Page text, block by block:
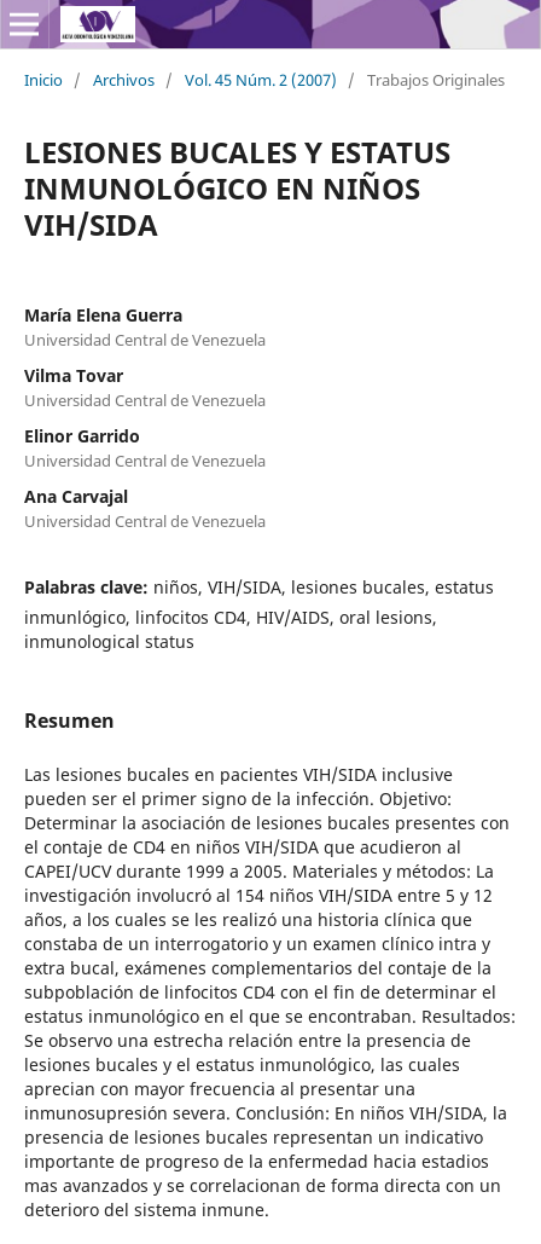
Inicio / Archivos / Vol. 45 Núm. 2 (2007) / Trabajos Originales
LESIONES BUCALES Y ESTATUS
INMUNOLÓGICO EN NIÑOS
VIH/SIDA
María Elena Guerra
Universidad Central de Venezuela
Vilma Tovar
Universidad Central de Venezuela
Elinor Garrido
Universidad Central de Venezuela
Ana Carvajal
Universidad Central de Venezuela
Palabras clave: niños, VIH/SIDA, lesiones bucales, estatus
inmunlógico, linfocitos CD4, HIV/AIDS, oral lesions,
inmunological status
Resumen
Las lesiones bucales en pacientes VIH/SIDA inclusive
pueden ser el primer signo de la infección. Objetivo:
Determinar la asociación de lesiones bucales presentes con
el contaje de CD4 en niños VIH/SIDA que acudieron al
CAPEI/UCV durante 1999 a 2005. Materiales y métodos: La
investigación involucró al 154 niños VIH/SIDA entre 5 y 12
años, a los cuales se les realizó una historia clínica que
constaba de un interrogatorio y un examen clínico intra y
extra bucal, exámenes complementarios del contaje de la
subpoblación de linfocitos CD4 con el fin de determinar el
estatus inmunológico en el que se encontraban. Resultados:
Se observo una estrecha relación entre la presencia de
lesiones bucales y el estatus inmunológico, las cuales
aprecian con mayor frecuencia al presentar una
inmunosupresión severa. Conclusión: En niños VIH/SIDA, la
presencia de lesiones bucales representan un indicativo
importante de progreso de la enfermedad hacia estadios
mas avanzados y se correlacionan de forma directa con un
deterioro del sistema inmune.